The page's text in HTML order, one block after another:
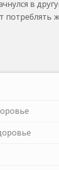
в
потреблять